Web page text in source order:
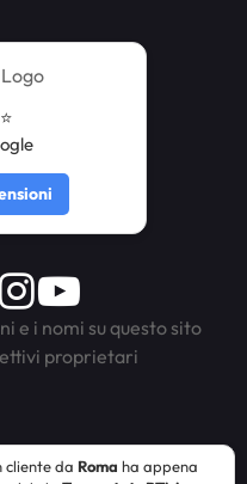
cliente da Roma ha appena
Instagram
Youtube
e i nomi su questo sito
proprietari